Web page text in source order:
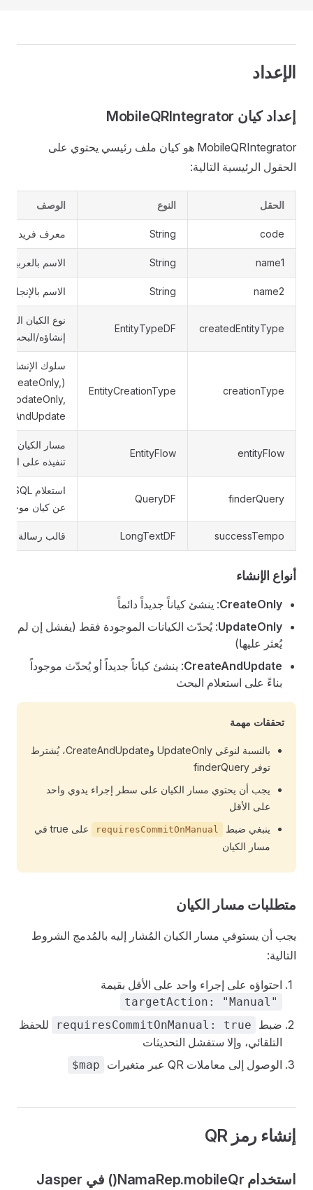
الإعداد
إعداد كيان MobileQRIntegrator
MobileQRIntegrator هو كيان ملف رئيسي يحتوي على
الحقول الرئيسية التالية:
الحقل النوع الوصف
code
String معرف فريد
name1
String الاسم بالعربية
name2
String الاسم بالإنجليزية
createdEntityType
EntityTypeDF
نوع الكيان المراد
إنشاؤه/البحث
creationType
EntityCreationType
سلوك الإنشاء
(CreateOnly,
UpdateOnly,
entityFlow
EntityFlow
مسار الكيان
تنفيذه على
finderQuery
QueryDF
عن كيان موجود
successTempo
LongTextDF قالب رسالة
أنواع الإنشاء
CreateOnly: ينشئ كياناً جديداً دائماً
UpdateOnly: يُحدّث الكيانات الموجودة فقط (يفشل إن لم
يُعثر عليها)
CreateAndUpdate: ينشئ كياناً جديداً أو يُحدّث موجوداً
بناءً على استعلام البحث
تحققات مهمة
بالنسبة لنوعَي UpdateOnly وCreateAndUpdate، يُشترط
توفر finderQuery
يجب أن يحتوي مسار الكيان على سطر إجراء يدوي واحد
على الأقل
ينبغي ضبط
requiresCommitOnManual
على true في
مسار الكيان
متطلبات مسار الكيان
يجب أن يستوفي مسار الكيان المُشار إليه بالمُدمج الشروط
التالية:
احتواؤه على إجراء واحد على الأقل بقيمة
targetAction: "Manual"
ضبط requiresCommitOnManual: true
للحفظ
التلقائي، وإلا ستفشل التحديثات
الوصول إلى معاملات QR عبر متغيرات
$map
إنشاء رمز QR
استخدام NamaRep.mobileQr() في Jasper